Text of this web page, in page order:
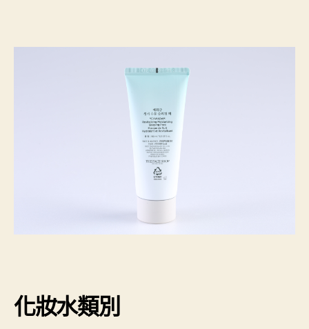
化妝水類別